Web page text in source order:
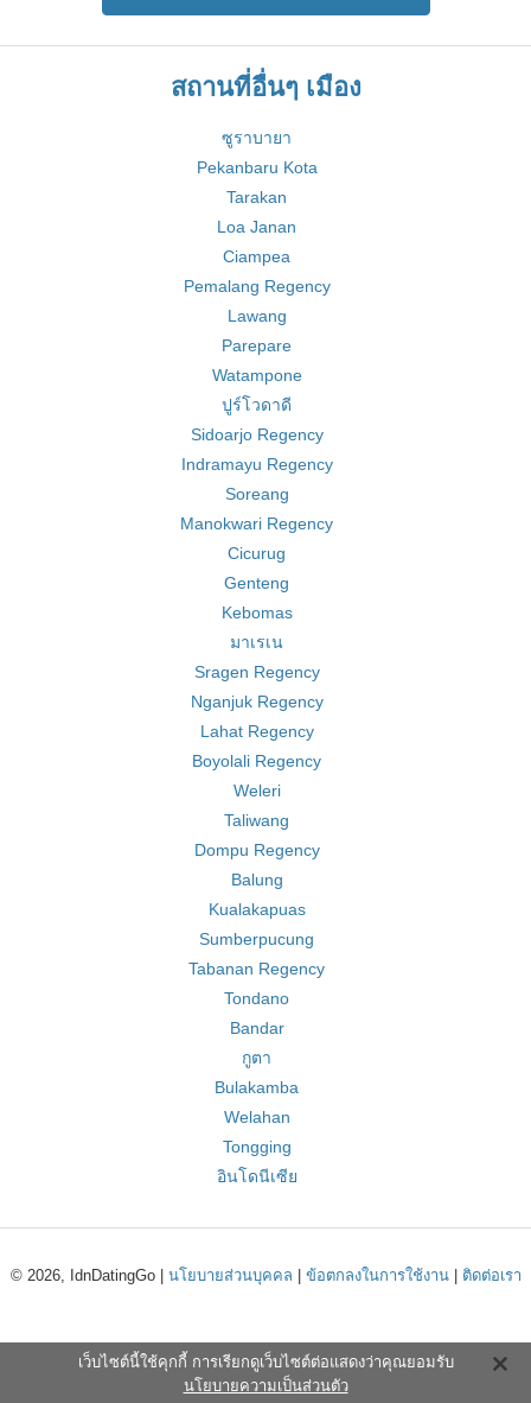
สถานที่อื่นๆ เมือง
ซูราบายา
Pekanbaru Kota
Tarakan
Loa Janan
Ciampea
Pemalang Regency
Lawang
Parepare
Watampone
ปูร์โวดาดี
Sidoarjo Regency
Indramayu Regency
Soreang
Manokwari Regency
Cicurug
Genteng
Kebomas
มาเรเน
Sragen Regency
Nganjuk Regency
Lahat Regency
Boyolali Regency
Weleri
Taliwang
Dompu Regency
Balung
Kualakapuas
Sumberpucung
Tabanan Regency
Tondano
Bandar
กูตา
Bulakamba
Welahan
Tongging
อินโดนีเซีย
© 2026, IdnDatingGo | นโยบายส่วนบุคคล ข้อตกลงในการใช้งาน| ติดต่อเรา
เว็บไซต์นี้ใช้คุกกี้ การเรียกดูเว็บไซต์ต่อแสดงว่าคุณยอมรับ
นโยบายความเป็นส่วนตัว